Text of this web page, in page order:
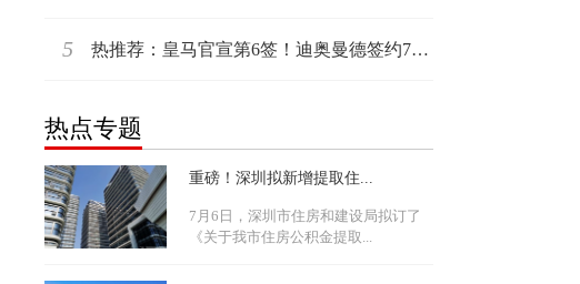
5 热推荐：皇马官宣第6签！迪奥曼德签约7年，队史最贵引援，总价1.4亿
热点专题
重磅！深圳拟新增提取住...
7月6日，深圳市住房和建设局拟订了
《关于我市住房公积金提取...